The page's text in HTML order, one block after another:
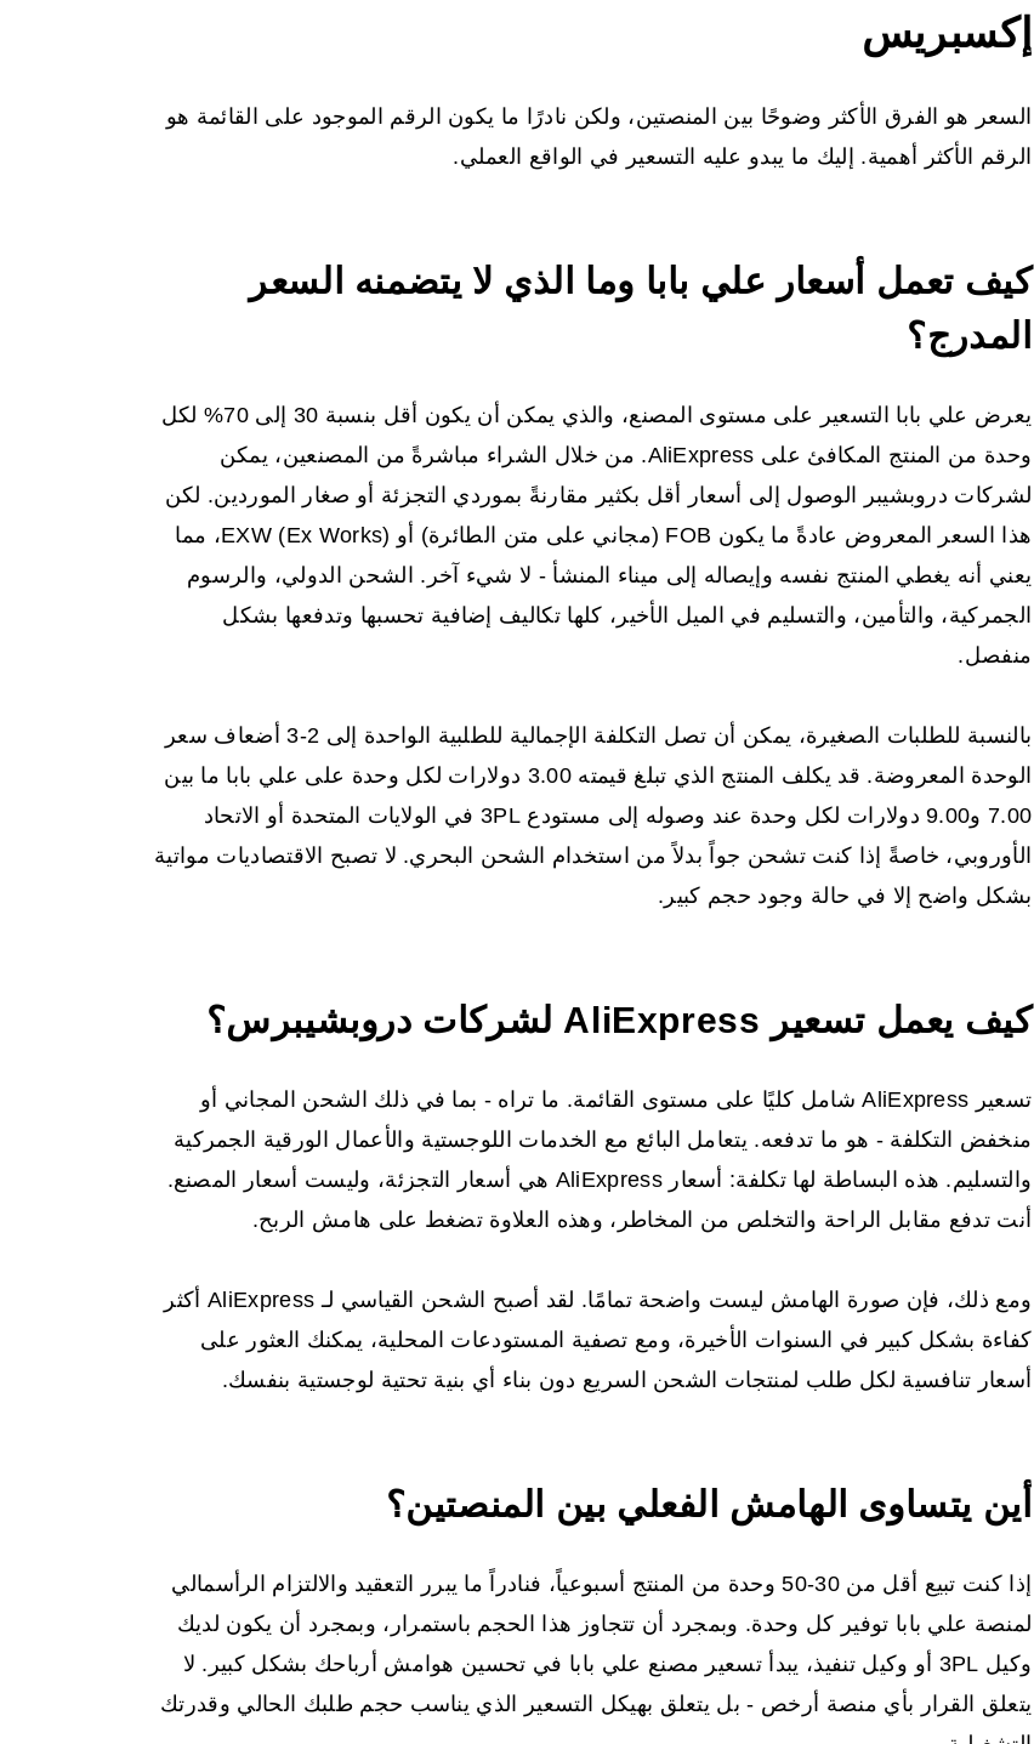
إكسبريس
السعر هو الفرق الأكثر وضوحًا بين المنصتين، ولكن نادرًا ما يكون الرقم الموجود على القائمة هو
الرقم الأكثر أهمية. إليك ما يبدو عليه التسعير في الواقع العملي.
كيف تعمل أسعار علي بابا وما الذي لا يتضمنه السعر
المدرج؟
يعرض علي بابا التسعير على مستوى المصنع، والذي يمكن أن يكون أقل بنسبة 30 إلى 70% لكل
وحدة من المنتج المكافئ على AliExpress. من خلال الشراء مباشرةً من المصنعين، يمكن
لشركات دروبشيبر الوصول إلى أسعار أقل بكثير مقارنةً بموردي التجزئة أو صغار الموردين. لكن
هذا السعر المعروض عادةً ما يكون FOB (مجاني على متن الطائرة) أو EXW (Ex Works)، مما
يعني أنه يغطي المنتج نفسه وإيصاله إلى ميناء المنشأ - لا شيء آخر. الشحن الدولي، والرسوم
الجمركية، والتأمين، والتسليم في الميل الأخير، كلها تكاليف إضافية تحسبها وتدفعها بشكل
منفصل.
بالنسبة للطلبات الصغيرة، يمكن أن تصل التكلفة الإجمالية للطلبية الواحدة إلى 2-3 أضعاف سعر
الوحدة المعروضة. قد يكلف المنتج الذي تبلغ قيمته 3.00 دولارات لكل وحدة على علي بابا ما بين
7.00 و9.00 دولارات لكل وحدة عند وصوله إلى مستودع 3PL في الولايات المتحدة أو الاتحاد
الأوروبي، خاصةً إذا كنت تشحن جواً بدلاً من استخدام الشحن البحري. لا تصبح الاقتصاديات مواتية
بشكل واضح إلا في حالة وجود حجم كبير.
كيف يعمل تسعير AliExpress لشركات دروبشيبرس؟
تسعير AliExpress شامل كليًا على مستوى القائمة. ما تراه - بما في ذلك الشحن المجاني أو
منخفض التكلفة - هو ما تدفعه. يتعامل البائع مع الخدمات اللوجستية والأعمال الورقية الجمركية
والتسليم. هذه البساطة لها تكلفة: أسعار AliExpress هي أسعار التجزئة، وليست أسعار المصنع.
أنت تدفع مقابل الراحة والتخلص من المخاطر، وهذه العلاوة تضغط على هامش الربح.
ومع ذلك، فإن صورة الهامش ليست واضحة تمامًا. لقد أصبح الشحن القياسي لـ AliExpress أكثر
كفاءة بشكل كبير في السنوات الأخيرة، ومع تصفية المستودعات المحلية، يمكنك العثور على
أسعار تنافسية لكل طلب لمنتجات الشحن السريع دون بناء أي بنية تحتية لوجستية بنفسك.
أين يتساوى الهامش الفعلي بين المنصتين؟
إذا كنت تبيع أقل من 30-50 وحدة من المنتج أسبوعياً، فنادراً ما يبرر التعقيد والالتزام الرأسمالي
لمنصة علي بابا توفير كل وحدة. وبمجرد أن تتجاوز هذا الحجم باستمرار، وبمجرد أن يكون لديك
وكيل 3PL أو وكيل تنفيذ، يبدأ تسعير مصنع علي بابا في تحسين هوامش أرباحك بشكل كبير. لا
يتعلق القرار بأي منصة أرخص - بل يتعلق بهيكل التسعير الذي يناسب حجم طلبك الحالي وقدرتك